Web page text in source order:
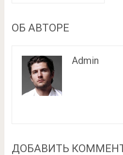
ОБ АВТОРЕ
Admin
ДОБАВИТЬ